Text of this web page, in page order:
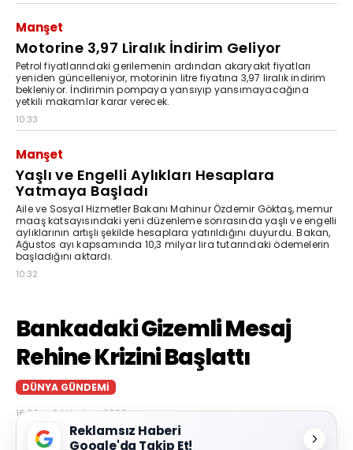
Manşet
Motorine 3,97 Liralık İndirim Geliyor
Petrol fiyatlarındaki gerilemenin ardından akaryakıt fiyatları
yeniden güncelleniyor, motorinin litre fiyatına 3,97 liralık indirim
bekleniyor. İndirimin pompaya yansıyıp yansımayacağına
yetkili makamlar karar verecek.
10:33
Manşet
Yaşlı ve Engelli Aylıkları Hesaplara
Yatmaya Başladı
Aile ve Sosyal Hizmetler Bakanı Mahinur Özdemir Göktaş, memur
maaş katsayısındaki yeni düzenleme sonrasında yaşlı ve engelli
aylıklarının artışlı şekilde hesaplara yatırıldığını duyurdu. Bakan,
Ağustos ayı kapsamında 10,3 milyar lira tutarındaki ödemelerin
başladığını aktardı.
10:32